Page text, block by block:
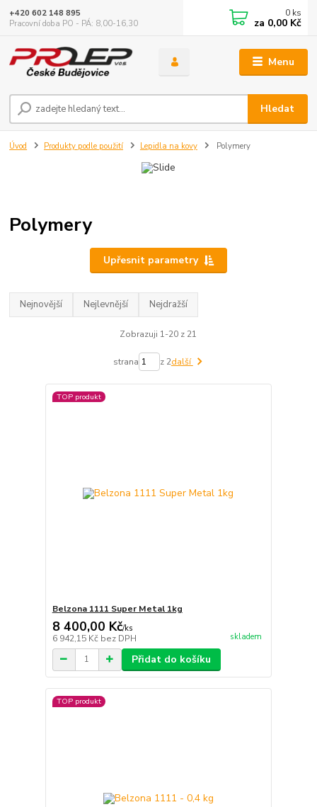
Menu
Hledat
+420 602 148 895
Pracovní doba PO - PÁ: 8,00-16,30
0 ks
za 0,00 Kč
Úvod Produkty podle použití Lepidla na kovy Polymery
Polymery
Upřesnit parametry
Nejnovější Nejlevnější Nejdražší
Zobrazuji 1-20 z 21
strana z 2další
TOP produkt
Belzona 1111 Super Metal 1kg
8 400,00 Kč/ks
6 942,15 Kč bez DPH skladem
Přidat do košíku
TOP produkt